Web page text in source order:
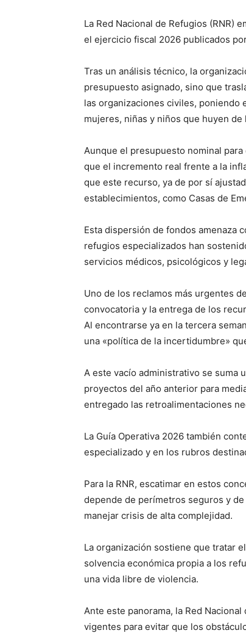
La Red Nacional de Refugios (RNR)
el ejercicio fiscal 2026 publicados
Tras un análisis técnico, la
presupuesto asignado, sino que
las organizaciones civiles, poniendo
mujeres, niñas y niños que huyen
Aunque el presupuesto nominal
que el incremento real frente a la
que este recurso, ya de por sí
establecimientos, como Casas de
Esta dispersión de fondos amenaza
refugios especializados han
servicios médicos, psicológicos y
Uno de los reclamos más urgentes
convocatoria y la entrega de los
Al encontrarse ya en la tercera
una «política de la incertidumbre»
A este vacío administrativo se suma
proyectos del año anterior para
entregado las retroalimentaciones
La Guía Operativa 2026 también
especializado y en los rubros
Para la RNR, escatimar en estos
depende de perímetros seguros y
manejar crisis de alta complejidad.
La organización sostiene que tratar
solvencia económica propia a los
una vida libre de violencia.
Ante este panorama, la Red
vigentes para evitar que los